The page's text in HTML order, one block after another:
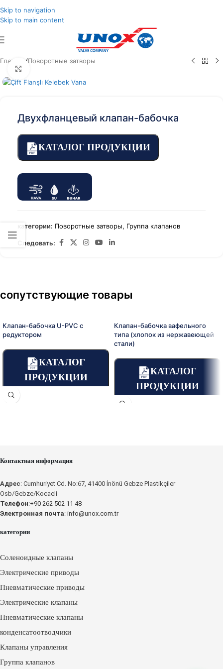
Skip to navigation
Skip to main content
Главная /Поворотные затворы
Двухфланцевый клапан-бабочка
КАТАЛОГ ПРОДУКЦИИ
категории: Поворотные затворы, Группа клапанов
Следовать:
сопутствующие товары
Клапан-бабочка U-PVC с
редуктором
КАТАЛОГ
ПРОДУКЦИИ
Клапан-бабочка вафельного
типа (хлопок из нержавеющей
стали)
КАТАЛОГ
ПРОДУКЦИИ
Контактная информация
Адрес: Cumhuriyet Cd. No:67, 41400 İnönü Gebze Plastikçiler
Osb/Gebze/Kocaeli
Телефон:+90 262 502 11 48
Электронная почта: info@unox.com.tr
категории
Соленоидные клапаны
Электрические приводы
Пневматические приводы
Электрические клапаны
Пневматические клапаны
конденсатоотводчики
Клапаны управления
Группа клапанов